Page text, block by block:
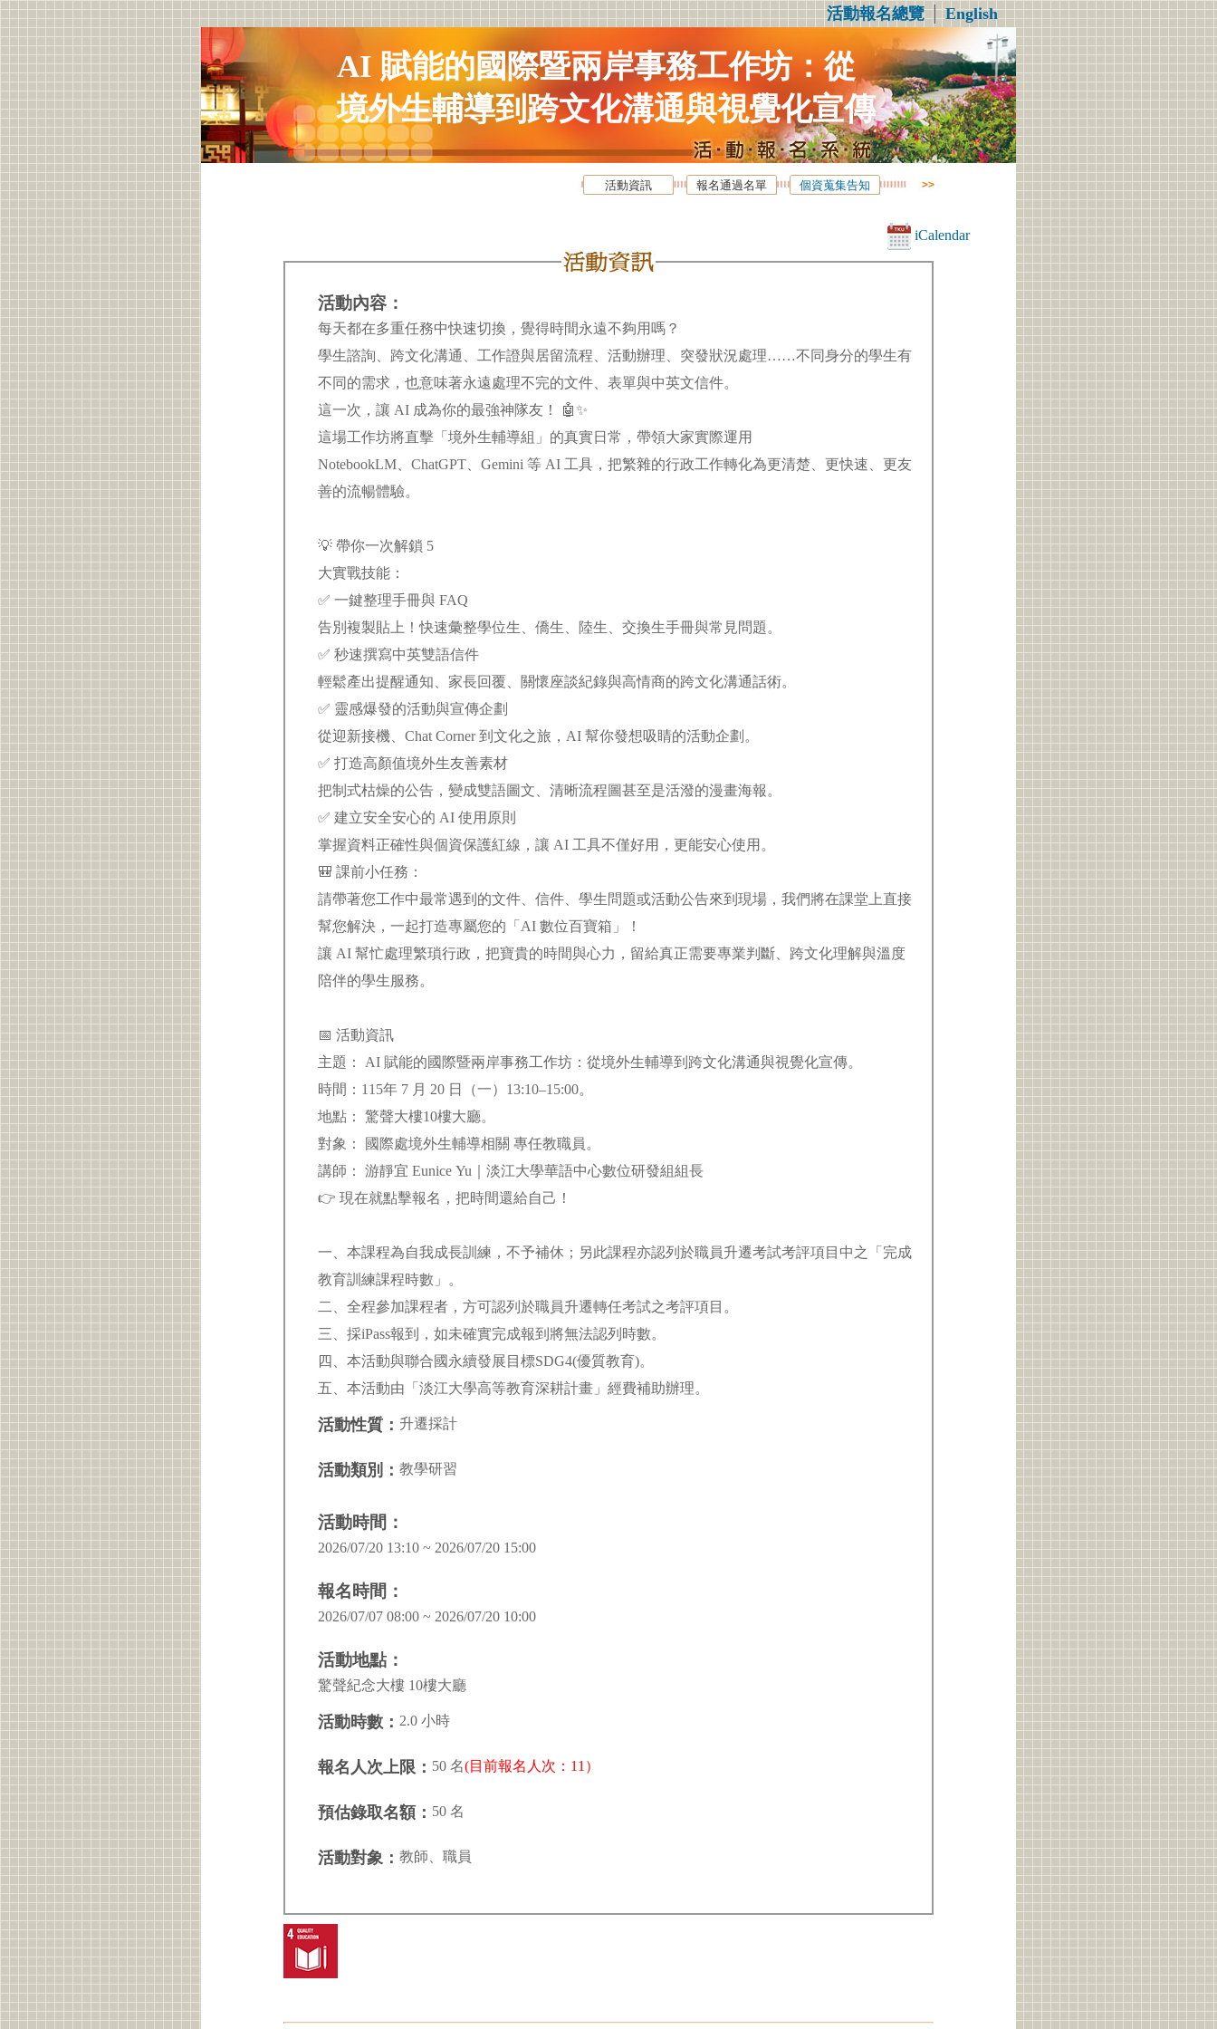
活動報名總覽│English
AI 賦能的國際暨兩岸事務工作坊：從
境外生輔導到跨文化溝通與視覺化宣傳
活動資訊 報名通過名單 個資蒐集告知
iCalendar
活動內容：
每天都在多重任務中快速切換，覺得時間永遠不夠用嗎？
學生諮詢、跨文化溝通、工作證與居留流程、活動辦理、突發狀況處理……不同身分的學生有
不同的需求，也意味著永遠處理不完的文件、表單與中英文信件。
這一次，讓 AI 成為你的最強神隊友！ 🤖✨
這場工作坊將直擊「境外生輔導組」的真實日常，帶領大家實際運用
NotebookLM、ChatGPT、Gemini 等 AI 工具，把繁雜的行政工作轉化為更清楚、更快速、更友
善的流暢體驗。
💡 帶你一次解鎖 5
大實戰技能：
✅ 一鍵整理手冊與 FAQ
告別複製貼上！快速彙整學位生、僑生、陸生、交換生手冊與常見問題。
✅ 秒速撰寫中英雙語信件
輕鬆產出提醒通知、家長回覆、關懷座談紀錄與高情商的跨文化溝通話術。
✅ 靈感爆發的活動與宣傳企劃
從迎新接機、Chat Corner 到文化之旅，AI 幫你發想吸睛的活動企劃。
✅ 打造高顏值境外生友善素材
把制式枯燥的公告，變成雙語圖文、清晰流程圖甚至是活潑的漫畫海報。
✅ 建立安全安心的 AI 使用原則
掌握資料正確性與個資保護紅線，讓 AI 工具不僅好用，更能安心使用。
🎒 課前小任務：
請帶著您工作中最常遇到的文件、信件、學生問題或活動公告來到現場，我們將在課堂上直接
幫您解決，一起打造專屬您的「AI 數位百寶箱」！
讓 AI 幫忙處理繁瑣行政，把寶貴的時間與心力，留給真正需要專業判斷、跨文化理解與溫度
陪伴的學生服務。
📅 活動資訊
主題： AI 賦能的國際暨兩岸事務工作坊：從境外生輔導到跨文化溝通與視覺化宣傳。
時間：115年 7 月 20 日（一）13:10–15:00。
地點： 驚聲大樓10樓大廳。
對象： 國際處境外生輔導相關 專任教職員。
講師： 游靜宜 Eunice Yu｜淡江大學華語中心數位研發組組長
👉 現在就點擊報名，把時間還給自己！
一、本課程為自我成長訓練，不予補休；另此課程亦認列於職員升遷考試考評項目中之「完成
教育訓練課程時數」。
二、全程參加課程者，方可認列於職員升遷轉任考試之考評項目。
三、採iPass報到，如未確實完成報到將無法認列時數。
四、本活動與聯合國永續發展目標SDG4(優質教育)。
五、本活動由「淡江大學高等教育深耕計畫」經費補助辦理。
活動性質： 升遷採計
活動類別： 教學研習
活動時間：
2026/07/20 13:10 ~ 2026/07/20 15:00
報名時間：
2026/07/07 08:00 ~ 2026/07/20 10:00
活動地點：
驚聲紀念大樓 10樓大廳
活動時數： 2.0 小時
報名人次上限： 50 名(目前報名人次：11）
預估錄取名額： 50 名
活動對象： 教師、職員